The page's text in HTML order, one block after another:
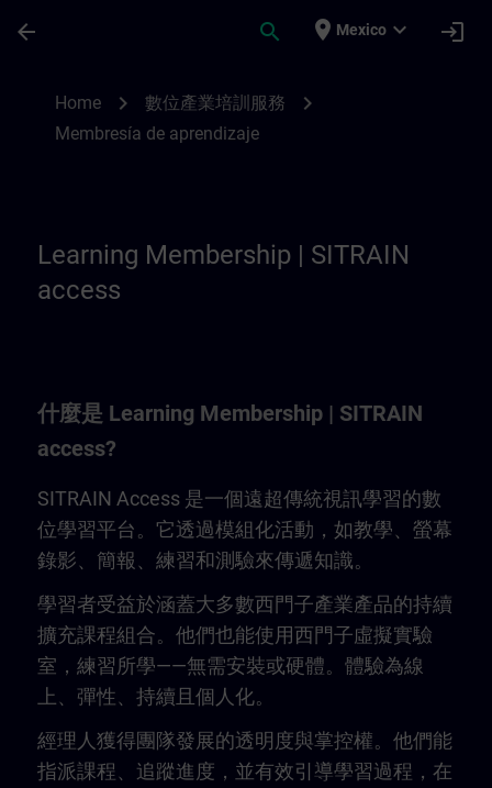
arrow_back search place Mexico expand_more login
Home chevron_right 數位產業培訓服務 chevron_right
Membresía de aprendizaje
Learning Membership | SITRAIN
access
什麼是 Learning Membership | SITRAIN
access?
SITRAIN Access 是一個遠超傳統視訊學習的數
位學習平台。它透過模組化活動，如教學、螢幕
錄影、簡報、練習和測驗來傳遞知識。
學習者受益於涵蓋大多數西門子產業產品的持續
擴充課程組合。他們也能使用西門子虛擬實驗
室，練習所學——無需安裝或硬體。體驗為線
上、彈性、持續且個人化。
經理人獲得團隊發展的透明度與掌控權。他們能
指派課程、追蹤進度，並有效引導學習過程，在